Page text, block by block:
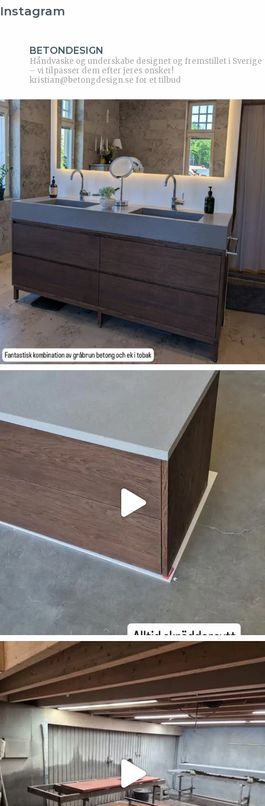
Instagram
BETONDESIGN
Håndvaske og underskabe designet og fremstillet i Sverige
– vi tilpasser dem efter jeres ønsker!
kristian@betongdesign.se for et tilbud